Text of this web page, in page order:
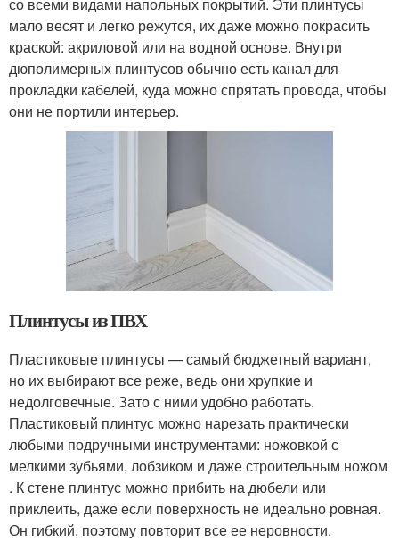
мало весят и легко режутся, их даже можно покрасить
краской: акриловой или на водной основе. Внутри
дюполимерных плинтусов обычно есть канал для
прокладки кабелей, куда можно спрятать провода, чтобы
они не портили интерьер.
Плинтусы из ПВХ
Пластиковые плинтусы — самый бюджетный вариант,
но их выбирают все реже, ведь они хрупкие и
недолговечные. Зато с ними удобно работать.
Пластиковый плинтус можно нарезать практически
любыми подручными инструментами: ножовкой с
мелкими зубьями, лобзиком и даже строительным ножом
. К стене плинтус можно прибить на дюбели или
приклеить, даже если поверхность не идеально ровная.
Он гибкий, поэтому повторит все ее неровности.